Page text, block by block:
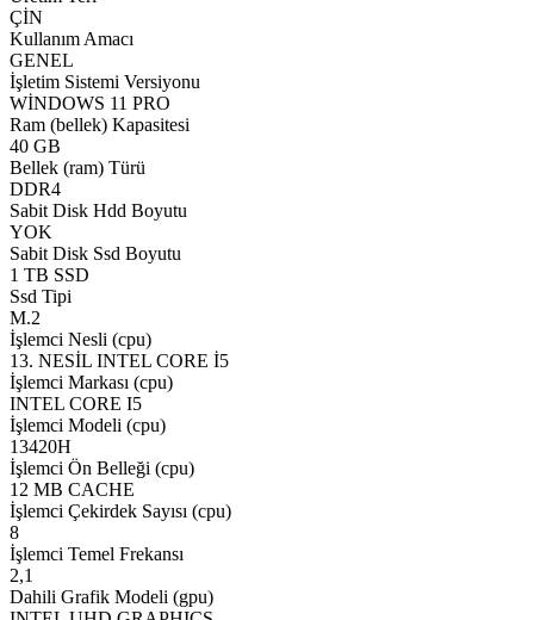
ÇİN
Kullanım Amacı
GENEL
İşletim Sistemi Versiyonu
WİNDOWS 11 PRO
Ram (bellek) Kapasitesi
40 GB
Bellek (ram) Türü
DDR4
Sabit Disk Hdd Boyutu
YOK
Sabit Disk Ssd Boyutu
1 TB SSD
Ssd Tipi
M.2
İşlemci Nesli (cpu)
13. NESİL INTEL CORE İ5
İşlemci Markası (cpu)
INTEL CORE I5
İşlemci Modeli (cpu)
13420H
İşlemci Ön Belleği (cpu)
12 MB CACHE
İşlemci Çekirdek Sayısı (cpu)
8
İşlemci Temel Frekansı
2,1
Dahili Grafik Modeli (gpu)